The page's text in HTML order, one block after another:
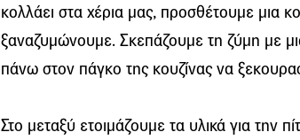
κολλάει στα χέρια μας, προσθέτουμε μια
ξαναζυμώνουμε. Σκεπάζουμε τη ζύμη με
πάνω στον πάγκο της κουζίνας να
Στο μεταξύ ετοιμάζουμε τα υλικά για την